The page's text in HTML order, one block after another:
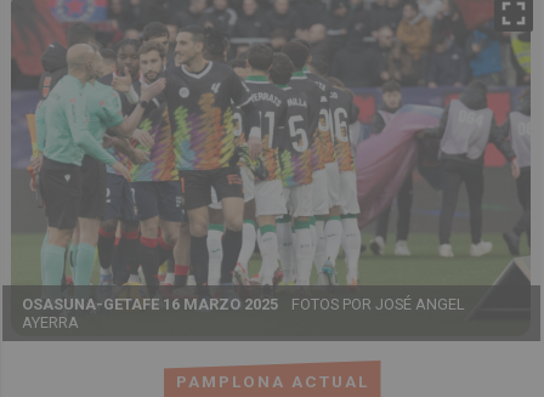
PAMPLONA ACTUAL
OSASUNA-GETAFE 16 MARZO 2025
FOTOS POR JOSÉ ANGEL
AYERRA